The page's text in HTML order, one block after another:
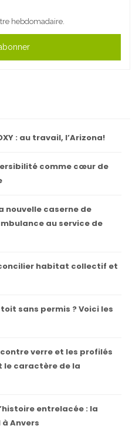
hebdomadaire.
: au travail, l’Arizona!
comme cœur de
nouvelle caserne de
au service de
concilier habitat collectif et
sans permis ? Voici les
verre et les profilés
le caractère de la
entrelacée : la
Anvers